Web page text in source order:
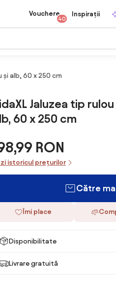
Vouchere
40
Inspirații
și alb, 60 x 250 cm
Jaluzea tip
60 x 250 cm
RON
istoricul prețurilor
Către
Îmi place
Disponibilitate
Livrare gratuită